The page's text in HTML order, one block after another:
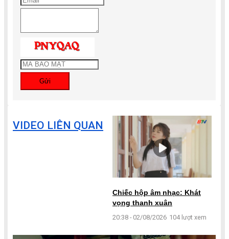
Gửi
VIDEO LIÊN QUAN
Chiếc hộp âm nhạc: Khát
vọng thanh xuân
20:38 - 02/08/2026 104 lượt xem